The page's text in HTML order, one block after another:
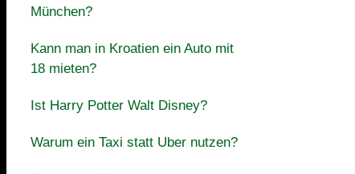
München?
Kann man in Kroatien ein Auto mit
18 mieten?
Ist Harry Potter Walt Disney?
Warum ein Taxi statt Uber nutzen?